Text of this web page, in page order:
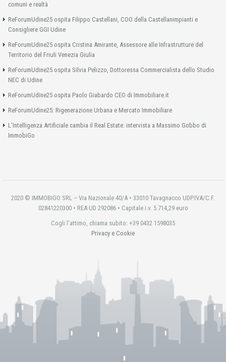
comuni e realtà
ReForumUdine25 ospita Filippo Castellani, COO della Castellanimpianti e
Consigliere GGI Udine
ReForumUdine25 ospita Cristina Amirante, Assessore alle Infrastrutture del
Territorio del Friuli Venezia Giulia
ReForumUdine25 ospita Silvia Pelizzo, Dottoressa Commercialista dello Studio
NEC di Udine
ReForumUdine25 ospita Paolo Giabardo CEO di Immobiliare.it
ReForumUdine25: Rigenerazione Urbana e Mercato Immobiliare
L’Intelligenza Artificiale cambia il Real Estate: intervista a Massimo Gobbo di
ImmobiGo
2020 © IMMOBIGO SRL – Via Nazionale 40/A • 33010 Tavagnacco UDP.IVA/C.F.
02841220300 • REA UD 292086 • Capitale i.v. 5.714,29 euro
Cogli l'attimo, chiama subito: +39 0432 1598035
Privacy e Cookie